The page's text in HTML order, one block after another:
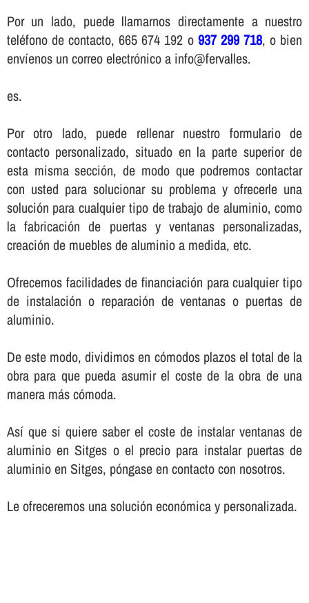
Por un lado, puede llamarnos directamente a nuestro
teléfono de contacto, 665 674 192 o 937 299 718, o bien
enví­enos un correo electrónico a info@fervalles.
es.
Por otro lado, puede rellenar nuestro formulario de
contacto personalizado, situado en la parte superior de
esta misma sección, de modo que podremos contactar
con usted para solucionar su problema y ofrecerle una
solución para cualquier tipo de trabajo de aluminio, como
la fabricación de puertas y ventanas personalizadas,
creación de muebles de aluminio a medida, etc.
Ofrecemos facilidades de financiación para cualquier tipo
de instalación o reparación de ventanas o puertas de
aluminio.
De este modo, dividimos en cómodos plazos el total de la
obra para que pueda asumir el coste de la obra de una
manera más cómoda.
Así­ que si quiere saber el coste de instalar ventanas de
aluminio en Sitges o el precio para instalar puertas de
aluminio en Sitges, póngase en contacto con nosotros.
Le ofreceremos una solución económica y personalizada.